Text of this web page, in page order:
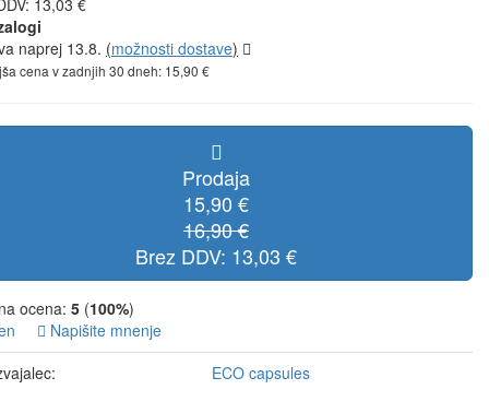
13,03 €
naprej 13.8. (možnosti dostave)
cena v zadnjih 30 dneh: 15,90 €
Prodaja
15,90 €
16,90 €
Brez DDV: 13,03 €
ocena: 5 (100%)
Napišite mnenje
ECO capsules